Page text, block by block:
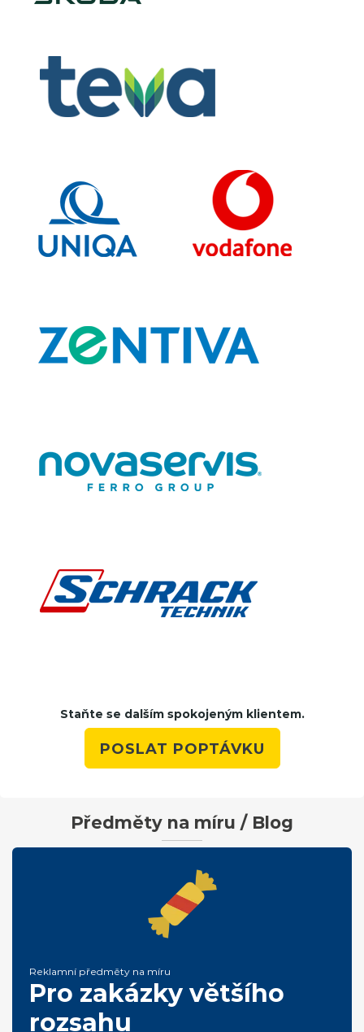
Staňte se dalším spokojeným klientem.
POSLAT POPTÁVKU
Předměty na míru / Blog
Reklamní předměty na míru
Pro zakázky většího
rozsahu